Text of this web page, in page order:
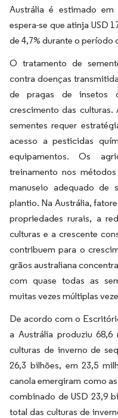
Austrália é estimado
espera-se que atinja USD
de 4,7% durante o período
O tratamento de
contra doenças
de pragas de insetos
crescimento das
sementes requer
acesso a pesticidas
equipamentos. Os
treinamento nos
manuseio adequado de
plantio. Na Austrália,
propriedades rurais, a
culturas e a crescente
contribuem para o
grãos australiana
com quase todas as
muitas vezes múltiplas
De acordo com o
a Austrália produziu
culturas de inverno de
26,3 bilhões, em 23,5
canola emergiram como
combinado de USD 23,9
total das culturas de